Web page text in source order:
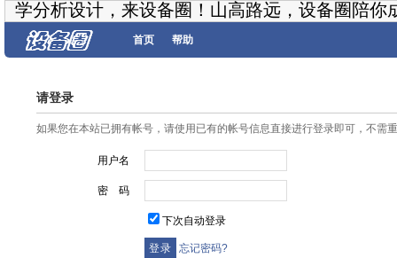
学分析设计，来设备圈！山高路远，设备圈陪你
首页 帮助
请登录
如果您在本站已拥有帐号，请使用已有的帐号信息直接进行登录即可，不需
用户名
密 码
下次自动登录
忘记密码?